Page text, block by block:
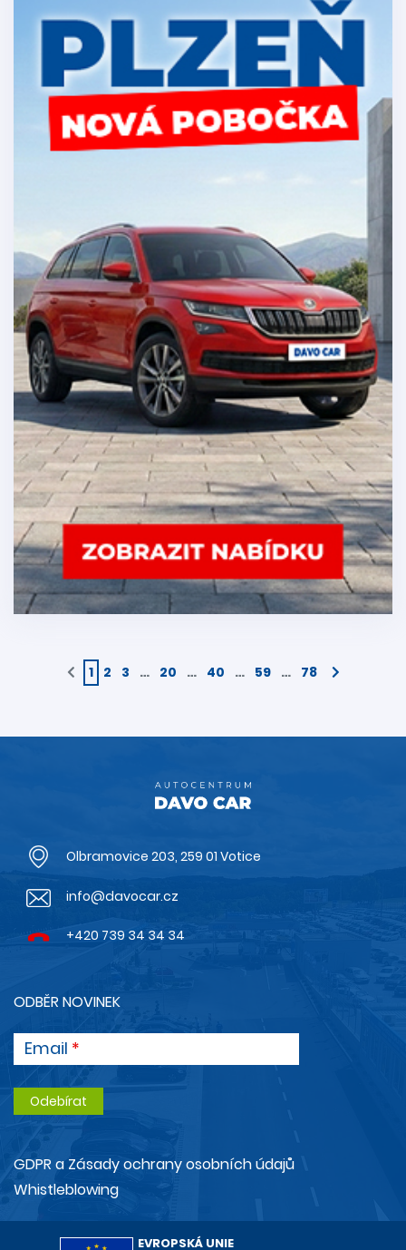
1 2 3 … 20 … 40 … 59 … 78
Olbramovice 203, 259 01 Votice
info@davocar.cz
+420 739 34 34 34
ODBĚR NOVINEK
Email
GDPR a Zásady ochrany osobních údajů
Whistleblowing
EVROPSKÁ UNIE